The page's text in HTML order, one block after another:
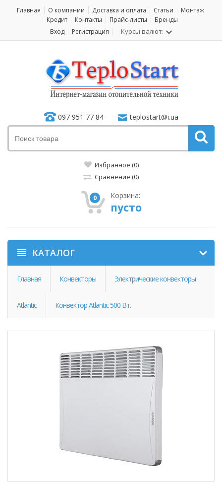
Главная О компании Доставка и оплата Статьи
Монтаж
Кредит
Контакты Прайс-листы
Бренды
Вход
Регистрация Курсы валют:
097 951 77 84 teplostart@i.ua
Избранное (0)
Сравнение (0)
0 Корзина:
пусто
КАТАЛОГ
Главная Конвекторы Электрические конвекторы
Atlantic Конвектор Atlantic 500 Вт.